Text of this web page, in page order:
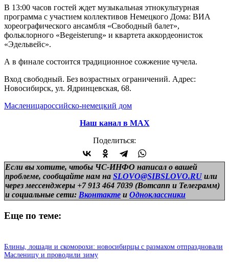
В 13:00 часов гостей ждет музыкальная этнокультурная
программа с участием коллективов Немецкого Дома: ВИА
хореографического ансамбля «Свободный балет»,
фольклорного «Begeisterung» и квартета аккордеонисток
«Эдельвейс».
А в финале состоится традиционное сожжение чучела.
Вход свободный. Без возрастных ограничений. Адрес:
Новосибирск, ул. Ядринцевская, 68.
Масленицароссийско-немецкий дом
Наш канал в МАХ
Поделиться:
Если вы хотите, чтобы ЧС-ИНФО написал о вашей
проблеме, сообщайте нам на SLOVO@SIBSLOVO.RU или
через мессенджеры +7 913 464 7039 (Вотсапп и Телеграмм)
и социальные сети: Вконтакте и Одноклассники
Еще по теме:
Блины, лошади и скоморохи: новосибирцы с размахом отпраздновали
Масленицу и проводили зиму